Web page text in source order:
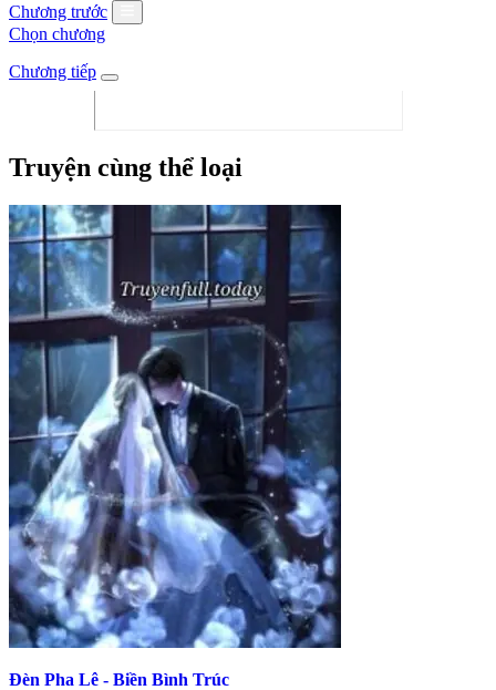
Chương trước
Chọn chương
Chương tiếp
Truyện cùng thể loại
Đèn Pha Lê - Biền Bình Trúc